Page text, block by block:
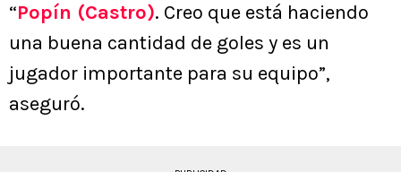
“Popín (Castro). Creo que está haciendo
una buena cantidad de goles y es un
jugador importante para su equipo”,
aseguró.